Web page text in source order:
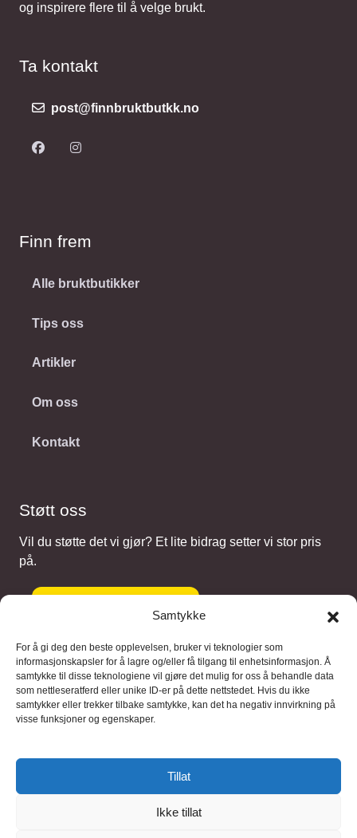
Samtykke
For å gi deg den beste opplevelsen, bruker vi teknologier som
informasjonskapsler for å lagre og/eller få tilgang til enhetsinformasjon. Å
samtykke til disse teknologiene vil gjøre det mulig for oss å behandle data
som nettleseratferd eller unike ID-er på dette nettstedet. Hvis du ikke
samtykker eller trekker tilbake samtykke, kan det ha negativ innvirkning på
visse funksjoner og egenskaper.
Tillat
Ikke tillat
og inspirere flere til å velge brukt.
Ta kontakt
post@finnbruktbutkk.no
Finn frem
Alle bruktbutikker
Tips oss
Artikler
Om oss
Kontakt
Støtt oss
Vil du støtte det vi gjør? Et lite bidrag setter vi stor pris
på.
Gi et bidrag
Samarbeidspartnere
Blaaregn – digitale tjenester